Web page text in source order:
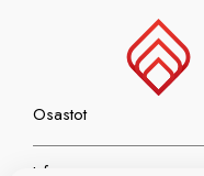
Osastot